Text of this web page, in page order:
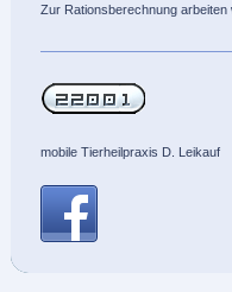
Zur Rationsberechnung
mobile Tierheilpraxis D. Leikauf